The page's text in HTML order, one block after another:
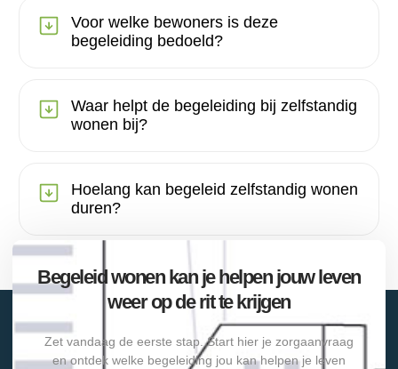
Voor welke bewoners is deze
begeleiding bedoeld?
Waar helpt de begeleiding bij zelfstandig
wonen bij?
Hoelang kan begeleid zelfstandig wonen
duren?
Begeleid wonen kan je helpen jouw leven
weer op de rit te krijgen
Zet vandaag de eerste stap. Start hier je zorgaanvraag
en ontdek welke begeleiding jou kan helpen je leven